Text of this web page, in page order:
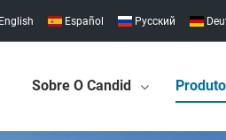
English Español Pусский
Sobre O Candid